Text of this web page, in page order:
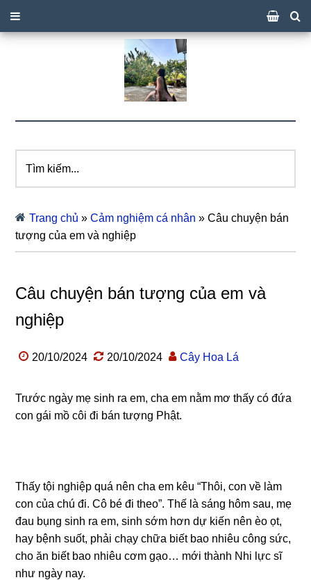
kiếm...
Trang chủ »Cảm nghiệm cá nhân »Câu chuyện bán
tượng của em và nghiệp
Câu chuyện bán tượng của em và
nghiệp
20/10/2024 20/10/2024 Cây Hoa Lá
Trước ngày mẹ sinh ra em, cha em nằm mơ thấy có đứa
con gái mồ côi đi bán tượng Phật.
Thấy tội nghiệp quá nên cha em kêu “Thôi, con về làm
con của chú đi. Cô bé đi theo”. Thế là sáng hôm sau, mẹ
đau bụng sinh ra em, sinh sớm hơn dự kiến nên èo ọt,
hay bệnh suốt, phải chạy chữa biết bao nhiêu công sức,
cho ăn biết bao nhiêu cơm gạo… mới thành Nhi lực sĩ
như ngày nay.